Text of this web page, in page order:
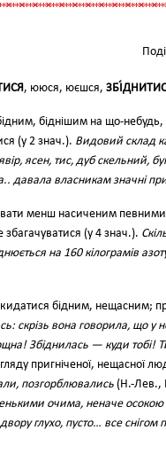
, ююся, юєшся,
біднішим на що-
(у 2 знач.). Видовий склад
ясен, тис, дуб скельний,
давала власникам значні
менш насиченим певними
(у 4 знач.).
на 160 кілограмів
бідним, нещасним;
скрізь вона говорила, що у
Збіднилась — куди тобі!
пригніченої, нещасної
позгорблювались (Н.-Лев.,
очима, неначе осокою
глухо, пусто… все снігом